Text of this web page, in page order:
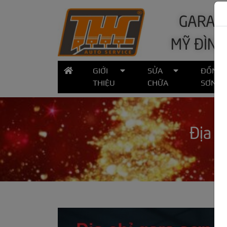
GARA Ô
MỸ ĐÌNH
GIỚI
THIỆU
SỬA
CHỮA
ĐỒNG
SƠN
Địa